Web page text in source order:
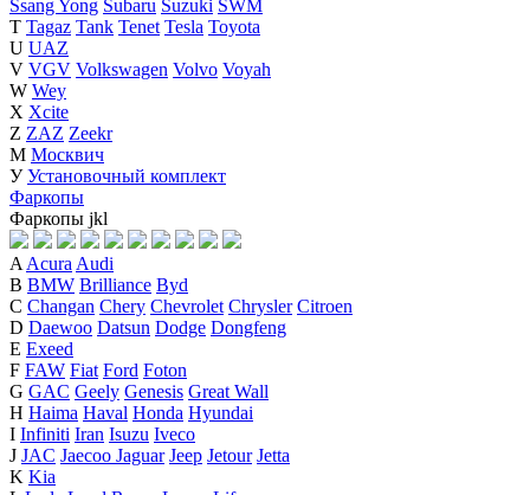
Ssang Yong Subaru Suzuki SWM
T Tagaz Tank Tenet Tesla Toyota
U UAZ
V VGV Volkswagen Volvo Voyah
W Wey
X Xcite
Z ZAZ Zeekr
М Москвич
У Установочный комплект
Фаркопы
Фаркопы jkl
A Acura Audi
B BMW Brilliance Byd
C Changan Chery Chevrolet Chrysler Citroen
D Daewoo Datsun Dodge Dongfeng
E Exeed
F FAW Fiat Ford Foton
G GAC Geely Genesis Great Wall
H Haima Haval Honda Hyundai
I Infiniti Iran Isuzu Iveco
J JAC Jaecoo Jaguar Jeep Jetour Jetta
K Kia